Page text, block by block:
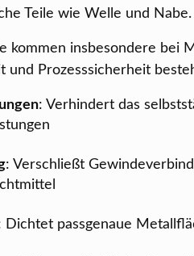
Teile wie Welle und Nabe.
kommen insbesondere bei
und Prozesssicherheit
: Verhindert das
: Verschließt
Dichtet passgenaue